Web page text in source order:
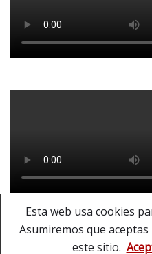
Copyright © Banda
Esta web usa cookies
Asumiremos que
este sitio.